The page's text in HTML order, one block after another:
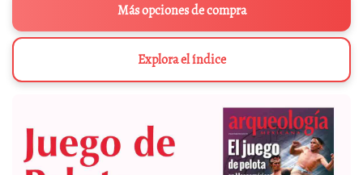
Más opciones de compra
Explora el índice